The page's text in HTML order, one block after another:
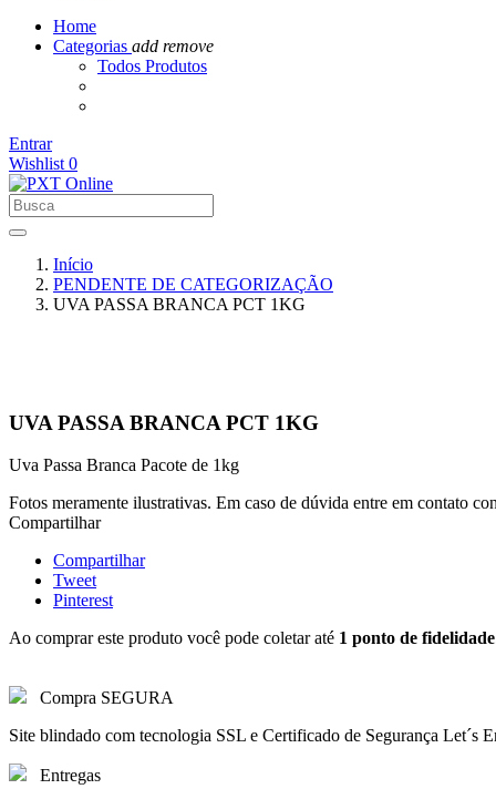
Home
Categorias add remove
Todos Produtos
Entrar
Wishlist 0
Início
PENDENTE DE CATEGORIZAÇÃO
UVA PASSA BRANCA PCT 1KG
UVA PASSA BRANCA PCT 1KG
Uva Passa Branca Pacote de 1kg
Fotos meramente ilustrativas. Em caso de dúvida entre em contato
Compartilhar
Compartilhar
Tweet
Pinterest
Ao comprar este produto você pode coletar até 1 ponto de fidelidade
Compra SEGURA
Site blindado com tecnologia SSL e Certificado de Segurança Let´s
Entregas